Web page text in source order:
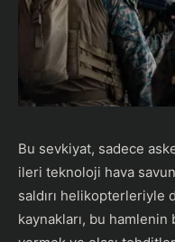
​Bu sevkiyat, sadece
ileri teknoloji hava
saldırı helikopterleriyle
kaynakları, bu